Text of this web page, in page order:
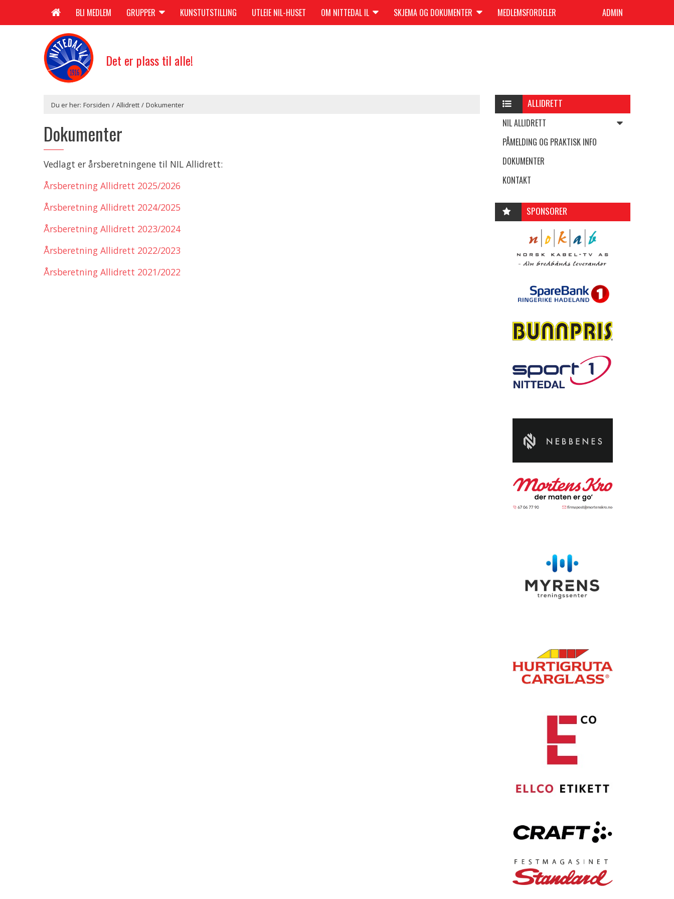
BLI MEDLEM GRUPPER KUNSTUTSTILLING UTLEIE NIL-HUSET OM NITTEDAL IL SKJEMA OG DOKUMENTER MEDLEMSFORDELER ADMIN
Det er plass til alle!
Du er her: Forsiden / Allidrett / Dokumenter
Dokumenter
Vedlagt er årsberetningene til NIL Allidrett:
Årsberetning Allidrett 2025/2026
Årsberetning Allidrett 2024/2025
Årsberetning Allidrett 2023/2024
Årsberetning Allidrett 2022/2023
Årsberetning Allidrett 2021/2022
ALLIDRETT
NIL ALLIDRETT
PÅMELDING OG PRAKTISK INFO
DOKUMENTER
KONTAKT
SPONSORER